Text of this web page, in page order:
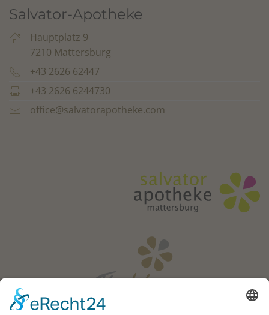
Salvator-Apotheke
Hauptplatz 9
7210 Mattersburg
+43 2626 62447
+43 2626 6244730
office@salvatorapotheke.com